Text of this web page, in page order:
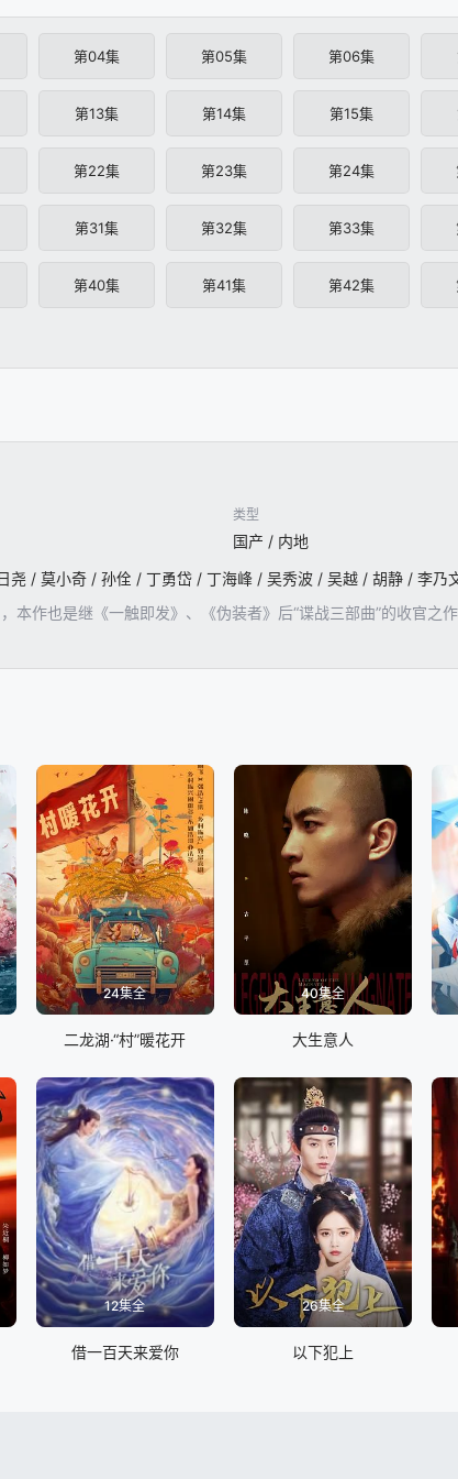
第04集 第05集 第06集
第13集 第14集 第15集
第22集 第23集 第24集
第31集 第32集 第33集
第40集 第41集 第42集
类型
国产 / 内地
本作也是继《一触即发》、《伪装者》后“谍战三部曲”的收官之
24集全
二龙湖·“村”暖花开
40集全
大生意人
12集全
借一百天来爱你
26集全
以下犯上